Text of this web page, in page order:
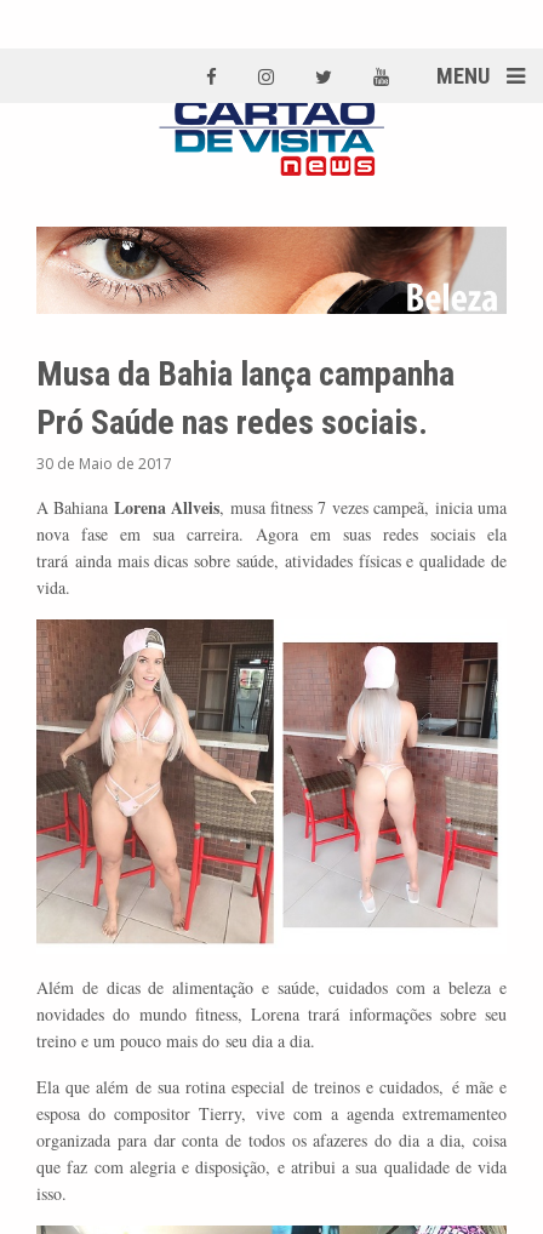
MENU
Musa da Bahia lança campanha
Pró Saúde nas redes sociais.
30 de Maio de 2017
A Bahiana Lorena Allveis, musa fitness 7 vezes campeã, inicia uma
nova fase em sua carreira. Agora em suas redes sociais ela
trará ainda mais dicas sobre saúde, atividades físicas e qualidade de
vida.
Além de dicas de alimentação e saúde, cuidados com a beleza e
novidades do mundo fitness, Lorena trará informações sobre seu
treino e um pouco mais do seu dia a dia.
Ela que além de sua rotina especial de treinos e cuidados, é mãe e
esposa do compositor Tierry, vive com a agenda extremamenteo
organizada para dar conta de todos os afazeres do dia a dia, coisa
que faz com alegria e disposição, e atribui a sua qualidade de vida
isso.